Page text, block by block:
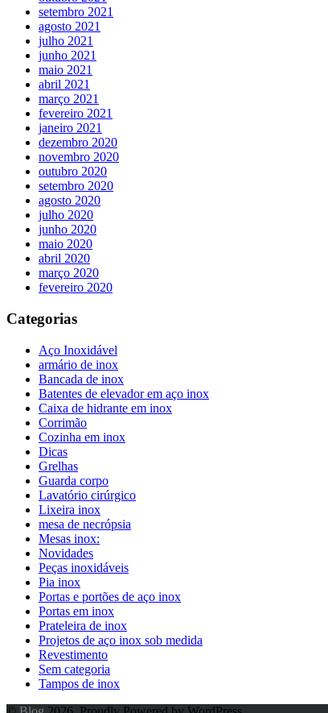
setembro 2021
agosto 2021
julho 2021
junho 2021
maio 2021
abril 2021
março 2021
fevereiro 2021
janeiro 2021
dezembro 2020
novembro 2020
outubro 2020
setembro 2020
agosto 2020
julho 2020
junho 2020
maio 2020
abril 2020
março 2020
fevereiro 2020
Categorias
Aço Inoxidável
armário de inox
Bancada de inox
Batentes de elevador em aço inox
Caixa de hidrante em inox
Corrimão
Cozinha em inox
Dicas
Grelhas
Guarda corpo
Lavatório cirúrgico
Lixeira inox
mesa de necrópsia
Mesas inox:
Novidades
Peças inoxidáveis
Pia inox
Portas e portões de aço inox
Portas em inox
Prateleira de inox
Projetos de aço inox sob medida
Revestimento
Sem categoria
Tampos de inox